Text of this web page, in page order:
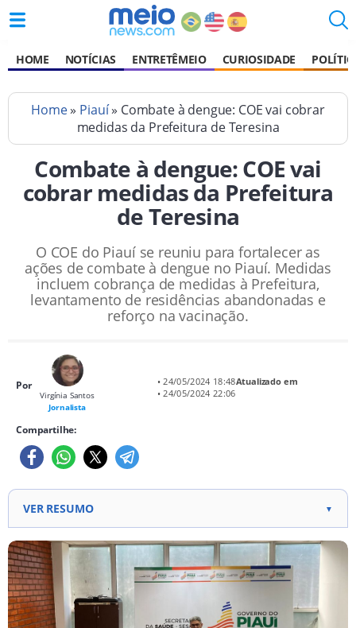
HOME NOTÍCIAS ENTRETÊMEIO CURIOSIDADE
Home» Piauí» Combate à dengue: COE vai cobrar
medidas da Prefeitura de Teresina
Combate à dengue: COE vai
cobrar medidas da Prefeitura
de Teresina
O COE do Piauí se reuniu para fortalecer as
ações de combate à dengue no Piauí. Medidas
incluem cobrança de medidas à Prefeitura,
levantamento de residências abandonadas e
reforço na vacinação.
Por
Virgínia Santos
Jornalista
• 24/05/2024 18:48Atualizado em
• 24/05/2024 22:06
Compartilhe:
VER RESUMO ▼
COE do Piauí discute medidas contra a dengue,
registrando 11 óbitos até o momento. Medidas
urgentes incluem cobrança de ação da Prefeitura de
Teresina, levantamento de residências
abandonadas para higienização.